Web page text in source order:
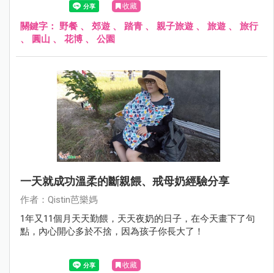
收藏
關鍵字： 野餐 、 郊遊 、 踏青 、 親子旅遊 、 旅遊 、 旅行
、
圓山 、 花博 、 公園
一天就成功溫柔的斷親餵、戒母奶經驗分享
作者：Qistin芭樂媽
1年又11個月天天勤餵，天天夜奶的日子，在今天畫下了句
點，內心開心多於不捨，因為孩子你長大了！
收藏